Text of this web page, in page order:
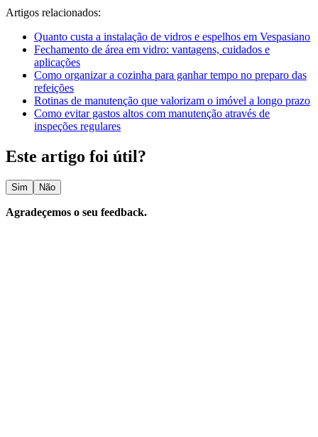
Artigos relacionados:
Quanto custa a instalação de vidros e espelhos em Vespasiano
Fechamento de área em vidro: vantagens, cuidados e
aplicações
Como organizar a cozinha para ganhar tempo no preparo das
refeições
Rotinas de manutenção que valorizam o imóvel a longo prazo
Como evitar gastos altos com manutenção através de
inspeções regulares
Este artigo foi útil?
Sim Não
Agradeçemos o seu feedback.